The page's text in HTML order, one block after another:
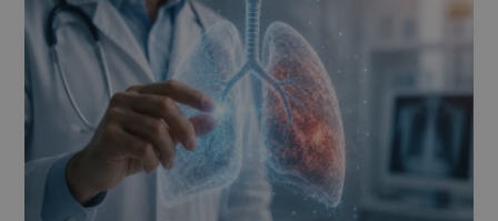
și cum poate arăta un regim alimentar benefic
pentru sănătatea ficatului.